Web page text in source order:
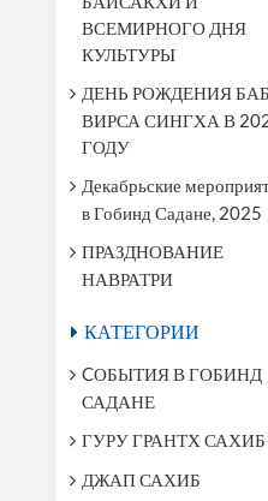
ВСЕМИРНОГО ДНЯ
КУЛЬТУРЫ
ДЕНЬ РОЖДЕНИЯ
ВИРСА СИНГХА В
ГОДУ
Декабрьские
в Гобинд Садане, 2025
ПРАЗДНОВАНИЕ
НАВРАТРИ
КАТЕГОРИИ
CОБЫТИЯ В ГОБИНД
САДАНЕ
ГУРУ ГРАНТХ САХИБ
ДЖАП САХИБ